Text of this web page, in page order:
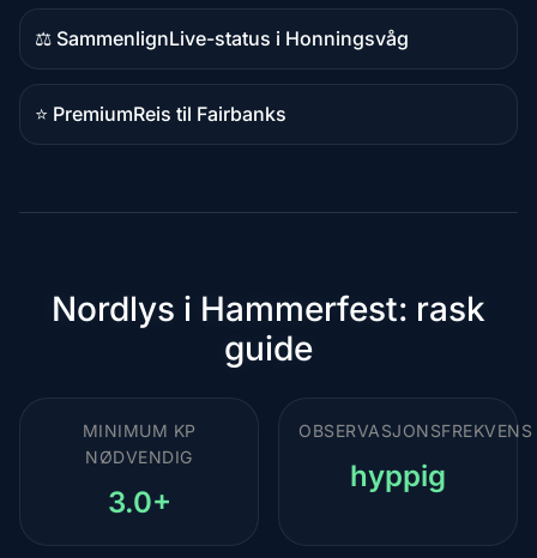
⚖️ Sammenlign
Sammenligningsinnhold
Live-status i Honningsvåg
⭐ Premium
Premium-
Reis til Fairbanks
Nordlys i Hammerfest: rask
guide
MINIMUM KP
NØDVENDIG
3.0+
OBSERVASJONSFREKVENS
hyppig